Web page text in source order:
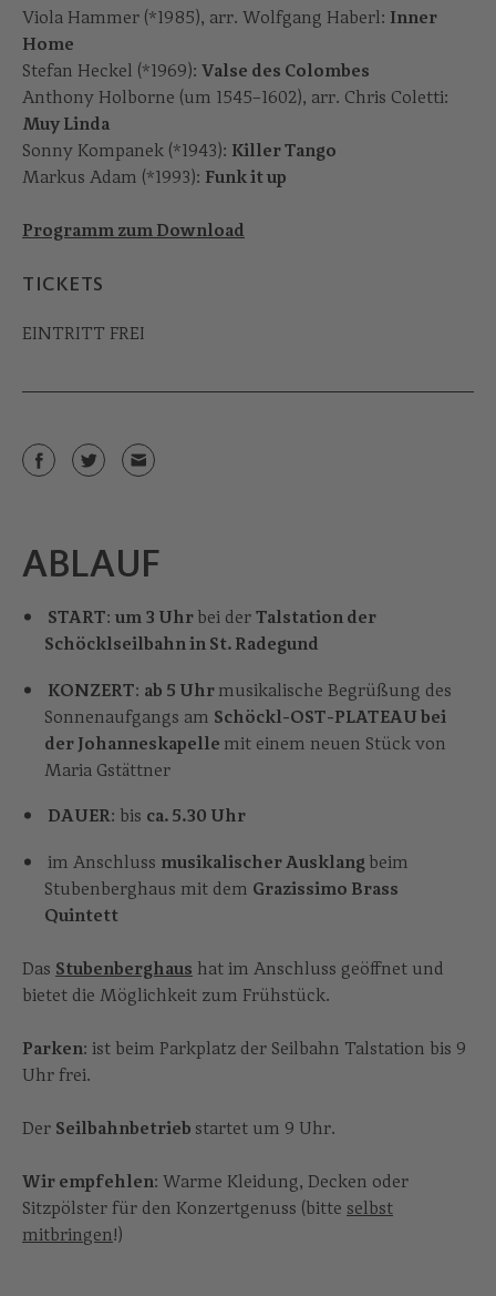
Viola Hammer (*1985), arr. Wolfgang Haberl: Inner
Home
Stefan Heckel (*1969): Valse des Colombes
Anthony Holborne (um 1545–1602), arr. Chris Coletti:
Muy Linda
Sonny Kompanek (*1943): Killer Tango
Markus Adam (*1993): Funk it up
Programm zum Download
TICKETS
EINTRITT FREI
ABLAUF
START: um 3 Uhr bei der Talstation der
Schöcklseilbahn in St. Radegund
KONZERT: ab 5 Uhr musikalische Begrüßung des
Sonnenaufgangs am Schöckl-OST-PLATEAU bei
der Johanneskapelle mit einem neuen Stück von
Maria Gstättner
DAUER: bis ca. 5.30 Uhr
im Anschluss musikalischer Ausklang beim
Stubenberghaus mit dem Grazissimo Brass
Quintett
Das Stubenberghaus hat im Anschluss geöffnet und
bietet die Möglichkeit zum Frühstück.
Parken: ist beim Parkplatz der Seilbahn Talstation bis 9
Uhr frei.
Der Seilbahnbetrieb startet um 9 Uhr.
Wir empfehlen: Warme Kleidung, Decken oder
Sitzpölster für den Konzertgenuss (bitte selbst
mitbringen!)